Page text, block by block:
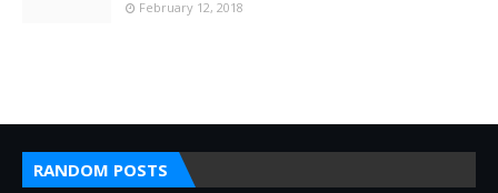
February 12, 2018
RANDOM POSTS